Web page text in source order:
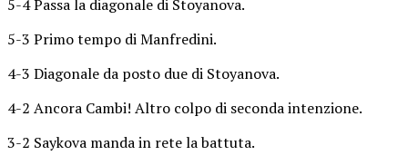
5-4 Passa la diagonale di Stoyanova.
5-3 Primo tempo di Manfredini.
4-3 Diagonale da posto due di Stoyanova.
4-2 Ancora Cambi! Altro colpo di seconda intenzione.
3-2 Saykova manda in rete la battuta.